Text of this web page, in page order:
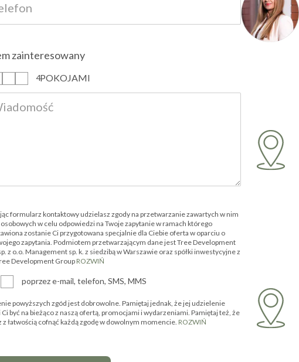
zainteresowany
4POKOJAMI
formularz kontaktowy udzielasz zgody na przetwarzanie zawartych w nim
w celu odpowiedzi na Twoje zapytanie w ramach którego
zostanie Ci przygotowana specjalnie dla Ciebie oferta w oparciu o
zapytania. Podmiotem przetwarzającym dane jest Tree Development
z o.o. Management sp. k. z siedzibą w Warszawie oraz spółki inwestycyjne z
Development Group ROZWIŃ
poprzez e-mail, telefon, SMS, MMS
powyższych zgód jest dobrowolne. Pamiętaj jednak, że jej udzielenie
być na bieżąco z naszą ofertą, promocjami i wydarzeniami. Pamiętaj też, że
z łatwością cofnąć każdą zgodę w dowolnym momencie. ROZWIŃ